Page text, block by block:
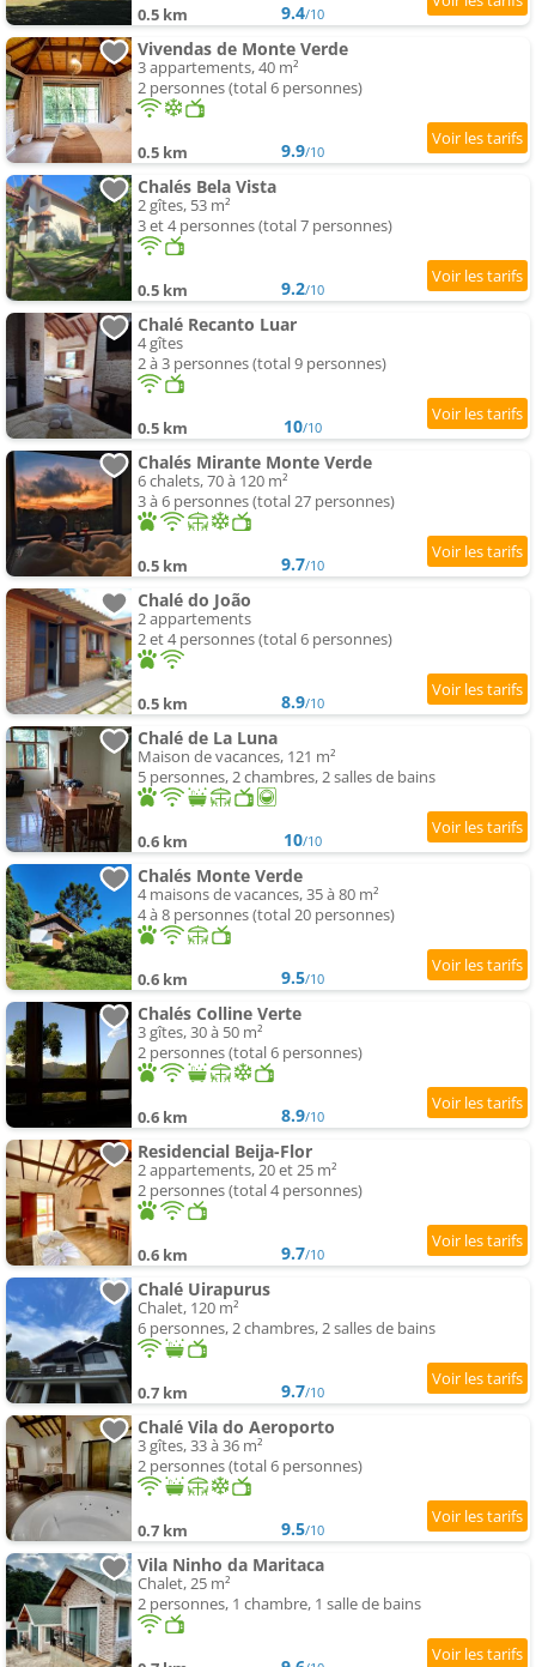
0.5 km 9.4/10
Vivendas de Monte Verde
3 appartements, 40 m²
2 personnes (total 6 personnes)
0.5 km 9.9/10
Chalés Bela Vista
2 gîtes, 53 m²
3 et 4 personnes (total 7 personnes)
0.5 km 9.2/10
Chalé Recanto Luar
4 gîtes
2 à 3 personnes (total 9 personnes)
0.5 km 10/10
Chalés Mirante Monte Verde
6 chalets, 70 à 120 m²
3 à 6 personnes (total 27 personnes)
0.5 km 9.7/10
Chalé do João
2 appartements
2 et 4 personnes (total 6 personnes)
0.5 km 8.9/10
Chalé de La Luna
Maison de vacances, 121 m²
5 personnes, 2 chambres, 2 salles de bains
0.6 km 10/10
Chalés Monte Verde
4 maisons de vacances, 35 à 80 m²
4 à 8 personnes (total 20 personnes)
0.6 km 9.5/10
Chalés Colline Verte
3 gîtes, 30 à 50 m²
2 personnes (total 6 personnes)
0.6 km 8.9/10
Residencial Beija-Flor
2 appartements, 20 et 25 m²
2 personnes (total 4 personnes)
0.6 km 9.7/10
Chalé Uirapurus
Chalet, 120 m²
6 personnes, 2 chambres, 2 salles de bains
0.7 km 9.7/10
Chalé Vila do Aeroporto
3 gîtes, 33 à 36 m²
2 personnes (total 6 personnes)
0.7 km 9.5/10
Vila Ninho da Maritaca
Chalet, 25 m²
2 personnes, 1 chambre, 1 salle de bains